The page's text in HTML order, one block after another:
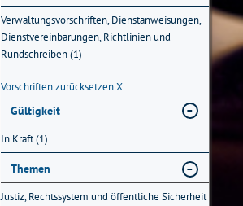
Verwaltungsvorschriften, Dienstanweisungen,
Dienstvereinbarungen, Richtlinien und
Rundschreiben (1)
Vorschriften zurücksetzenX
Gültigkeit
In Kraft (1)
Themen
Justiz, Rechtssystem und öffentliche Sicherheit